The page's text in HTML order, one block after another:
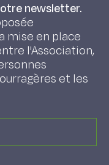
newsletter.
mise en place
l'Association,
et les